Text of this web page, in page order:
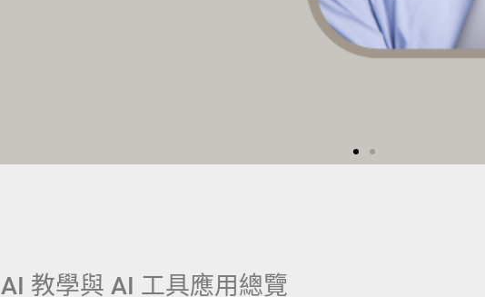
AI 教學與 AI 工具應用總覽